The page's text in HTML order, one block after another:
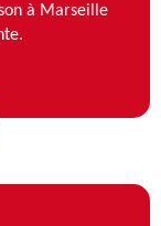
à Marseille